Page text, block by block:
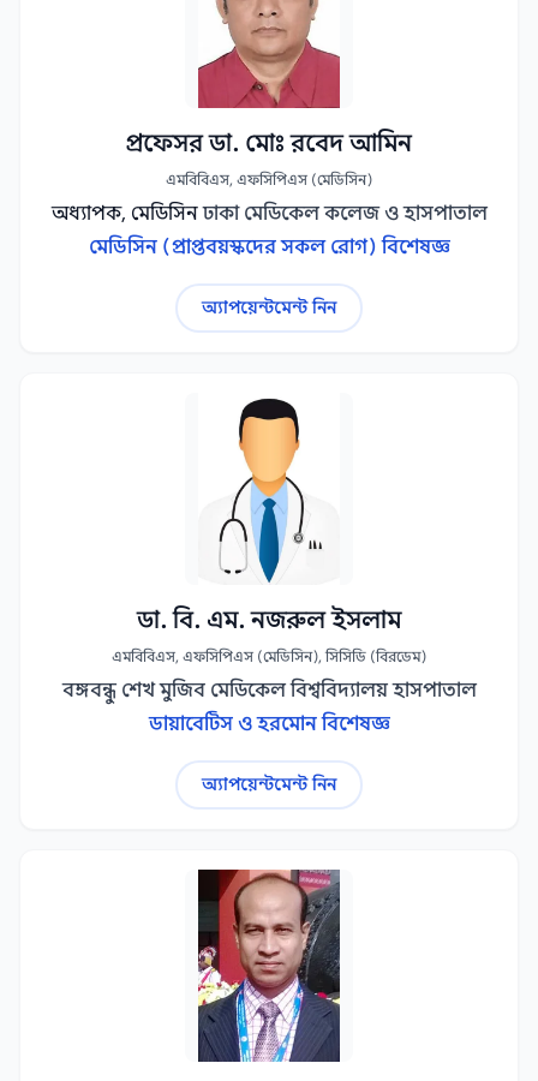
প্রফেসর ডা. মোঃ রবেদ আমিন
এমবিবিএস, এফসিপিএস (মেডিসিন)
অধ্যাপক, মেডিসিন ঢাকা মেডিকেল কলেজ ও হাসপাতাল
মেডিসিন (প্রাপ্তবয়স্কদের সকল রোগ) বিশেষজ্ঞ
অ্যাপয়েন্টমেন্ট নিন
ডা. বি. এম. নজরুল ইসলাম
এমবিবিএস, এফসিপিএস (মেডিসিন), সিসিডি (বিরডেম)
বঙ্গবন্ধু শেখ মুজিব মেডিকেল বিশ্ববিদ্যালয় হাসপাতাল
ডায়াবেটিস ও হরমোন বিশেষজ্ঞ
অ্যাপয়েন্টমেন্ট নিন